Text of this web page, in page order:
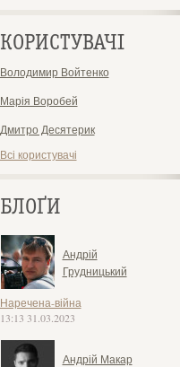
КОРИСТУВАЧІ
Володимир Войтенко
Марія Воробей
Дмитро Десятерик
Всі користувачі
БЛОҐИ
Андрій
Грудницький
Наречена-війна
13:13 31.03.2023
Андрій Макар